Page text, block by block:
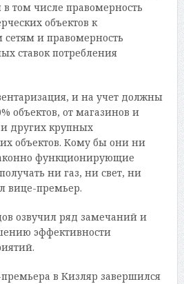
том числе правомерность
объектов к
и правомерность
ставок потребления
и на учет должны
объектов, от магазинов и
и других крупных
объектов. Кому бы они ни
функционирующие
ни газ, ни свет, ни
вице-премьер.
озвучил ряд замечаний и
эффективности
в Кизляр завершился